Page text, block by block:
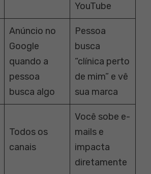
YouTube
Anúncio no
Google
quando a
pessoa
busca algo
Pessoa
busca
“clínica perto
de mim” e vê
sua marca
Todos os
canais
Você sobe e-
mails e
impacta
diretamente